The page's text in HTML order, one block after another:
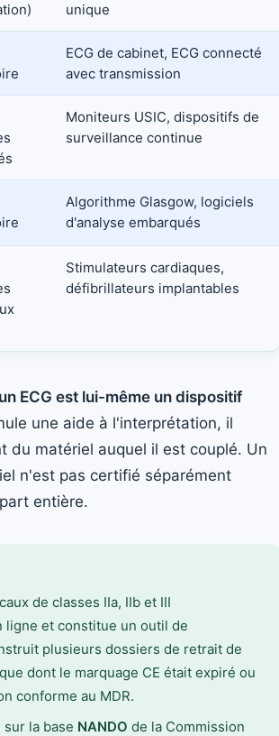
unique
ECG de cabinet, ECG connecté
avec transmission
Moniteurs USIC, dispositifs de
surveillance continue
Algorithme Glasgow, logiciels
d'analyse embarqués
Stimulateurs cardiaques,
défibrillateurs implantables
ECG est lui-même un dispositif
une aide à l'interprétation, il
du matériel auquel il est couplé. Un
n'est pas certifié séparément
entière.
de classes IIa, IIb et III
ligne et constitue un outil de
plusieurs dossiers de retrait de
dont le marquage CE était expiré ou
conforme au MDR.
la base NANDO de la Commission